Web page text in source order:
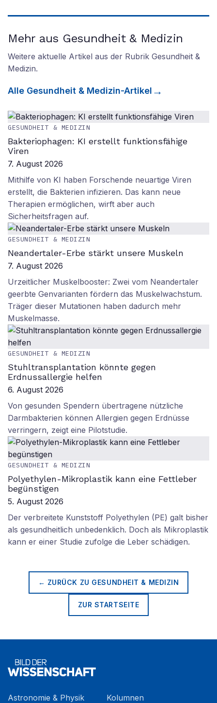
Mehr aus Gesundheit & Medizin
Weitere aktuelle Artikel aus der Rubrik Gesundheit &
Medizin.
Alle Gesundheit & Medizin-Artikel
GESUNDHEIT & MEDIZIN
Bakteriophagen: KI erstellt funktionsfähige
Viren
7. August 2026
Mithilfe von KI haben Forschende neuartige Viren
erstellt, die Bakterien infizieren. Das kann neue
Therapien ermöglichen, wirft aber auch
Sicherheitsfragen auf.
GESUNDHEIT & MEDIZIN
Neandertaler-Erbe stärkt unsere Muskeln
7. August 2026
Urzeitlicher Muskelbooster: Zwei vom Neandertaler
geerbte Genvarianten fördern das Muskelwachstum.
Träger dieser Mutationen haben dadurch mehr
Muskelmasse.
GESUNDHEIT & MEDIZIN
Stuhltransplantation könnte gegen
Erdnussallergie helfen
6. August 2026
Von gesunden Spendern übertragene nützliche
Darmbakterien können Allergien gegen Erdnüsse
verringern, zeigt eine Pilotstudie.
GESUNDHEIT & MEDIZIN
Polyethylen-Mikroplastik kann eine Fettleber
begünstigen
5. August 2026
Der verbreitete Kunststoff Polyethylen (PE) galt bisher
als gesundheitlich unbedenklich. Doch als Mikroplastik
kann er einer Studie zufolge die Leber schädigen.
← ZURÜCK ZU GESUNDHEIT & MEDIZIN
ZUR STARTSEITE
Astronomie & Physik
Kolumnen